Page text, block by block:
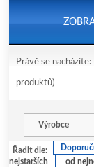
Právě se nacházíte:
produktů)
Výrobce
Řadit dle:
nejstarších
od